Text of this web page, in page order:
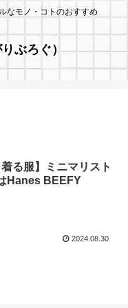
なモノ・コトのおすすめ
ぶろぐ）
着る服】ミニマリスト
Hanes BEEFY
2024.08.30